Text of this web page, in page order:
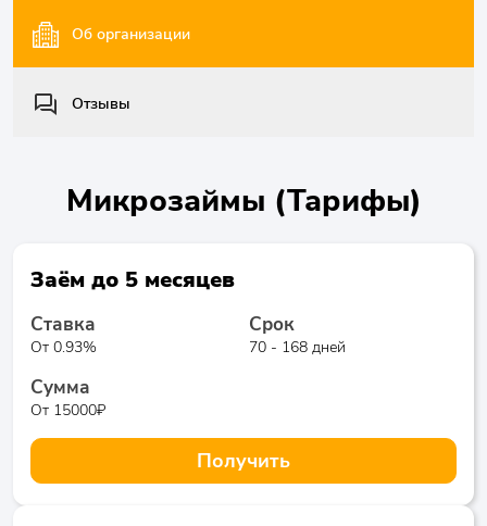
Об организации
Отзывы
Микрозаймы (Тарифы)
Заём до 5 месяцев
Ставка
От 0.93%
Сумма
От 15000₽
Срок
70 - 168 дней
Получить